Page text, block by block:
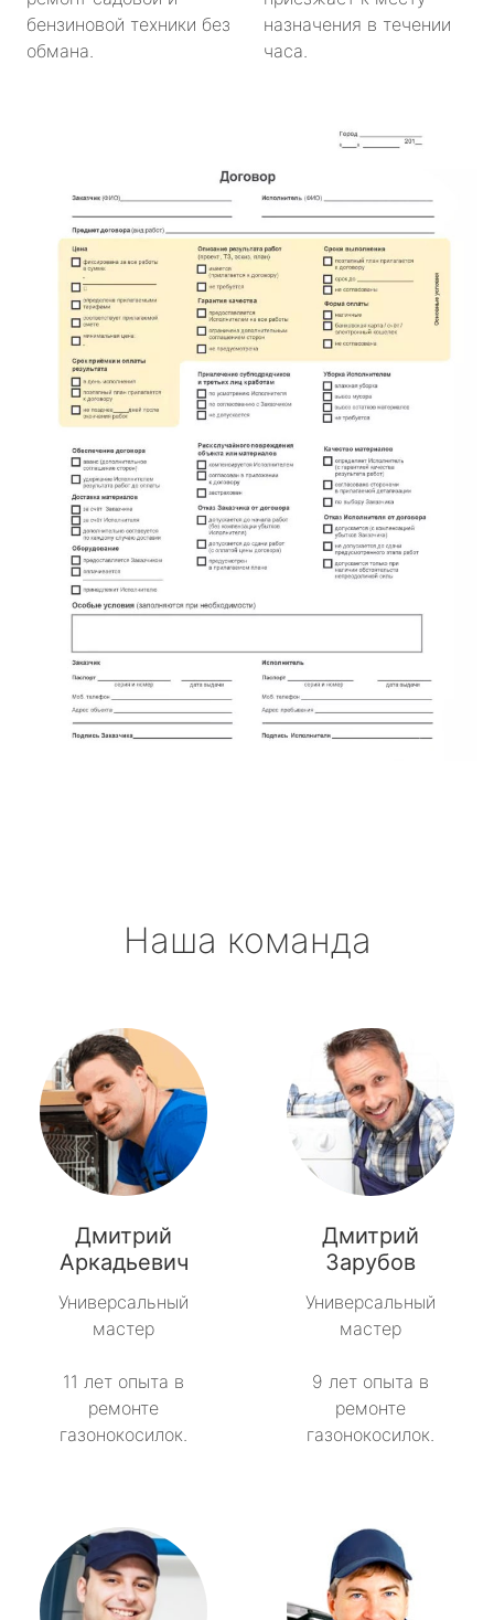
бензиновой техники без
обмана.
назначения в течении
часа.
Наша команда
Дмитрий
Аркадьевич
Универсальный
мастер
11 лет опыта в
ремонте
газонокосилок.
Дмитрий
Зарубов
Универсальный
мастер
9 лет опыта в
ремонте
газонокосилок.